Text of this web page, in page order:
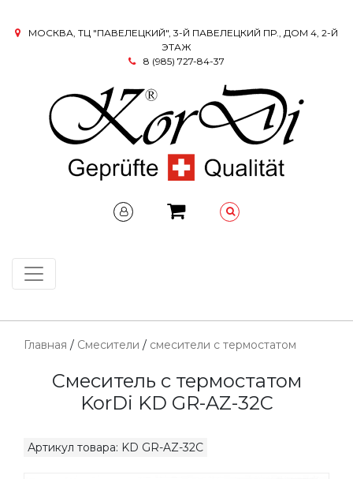
МОСКВА, ТЦ "ПАВЕЛЕЦКИЙ", 3-Й ПАВЕЛЕЦКИЙ ПР., ДОМ 4, 2-Й
ЭТАЖ
8 (985) 727-84-37
Главная / Смесители / смесители с термостатом
Смеситель с термостатом
KorDi KD GR-AZ-32C
Артикул товара: KD GR-AZ-32C